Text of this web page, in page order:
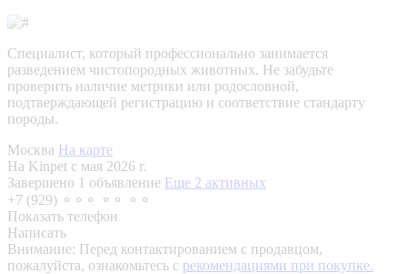
Специалист, который профессионально занимается
разведением чистопородных животных. Не забудьте
проверить наличие метрики или родословной,
подтверждающей регистрацию и соответствие стандарту
породы.
Москва На карте
На Kinpet c мая 2026 г.
Завершено 1 объявление Еще 2 активных
+7 (929) ⚬⚬⚬ ⚬⚬ ⚬⚬
Показать телефон
Написать
Внимание: Перед контактированием с продавцом,
пожалуйста, ознакомьтесь с рекомендациями при покупке.